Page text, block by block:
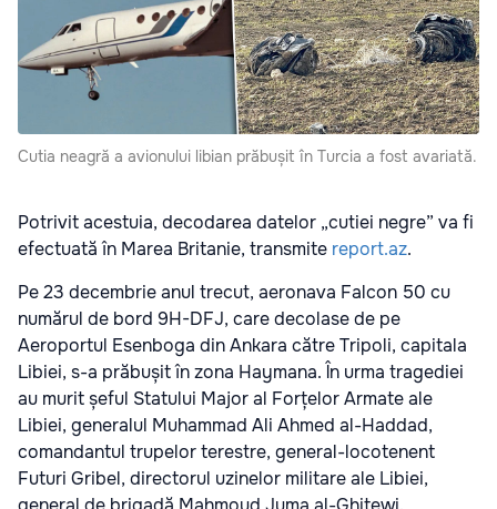
Cutia neagră a avionului libian prăbușit în Turcia a fost avariată.
Potrivit acestuia, decodarea datelor „cutiei negre” va fi
efectuată în Marea Britanie, transmite report.az.
Pe 23 decembrie anul trecut, aeronava Falcon 50 cu
numărul de bord 9H-DFJ, care decolase de pe
Aeroportul Esenboga din Ankara către Tripoli, capitala
Libiei, s-a prăbușit în zona Haymana. În urma tragediei
au murit șeful Statului Major al Forțelor Armate ale
Libiei, generalul Muhammad Ali Ahmed al-Haddad,
comandantul trupelor terestre, general-locotenent
Futuri Gribel, directorul uzinelor militare ale Libiei,